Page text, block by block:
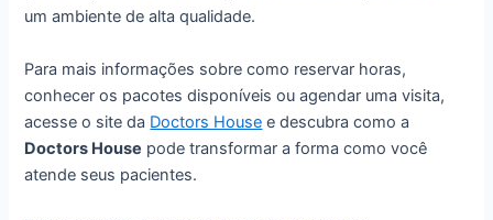
um ambiente de alta qualidade.
Para mais informações sobre como reservar horas,
conhecer os pacotes disponíveis ou agendar uma visita,
acesse o site da Doctors House e descubra como a
Doctors House pode transformar a forma como você
atende seus pacientes.